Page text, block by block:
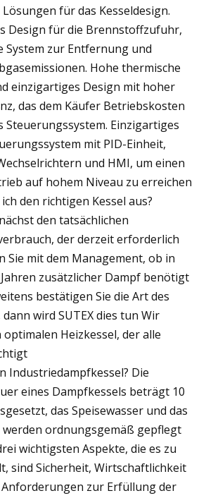
für das Kesseldesign.
Design für die Brennstoffzufuhr,
System zur Entfernung und
Hohe thermische
einzigartiges Design mit hoher
das dem Käufer Betriebskosten
Steuerungssystem. Einzigartiges
mit PID-Einheit,
und HMI, um einen
auf hohem Niveau zu erreichen
den richtigen Kessel aus?
den tatsächlichen
der derzeit erforderlich
Sie mit dem Management, ob in
zusätzlicher Dampf benötigt
bestätigen Sie die Art des
wird SUTEX dies tun Wir
Heizkessel, der alle
Industriedampfkessel? Die
eines Dampfkessels beträgt 10
das Speisewasser und das
werden ordnungsgemäß gepflegt
wichtigsten Aspekte, die es zu
sind Sicherheit, Wirtschaftlichkeit
zur Erfüllung der